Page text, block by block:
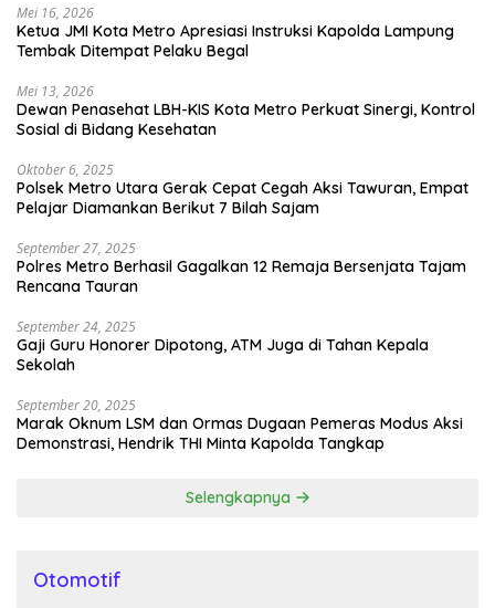
Mei 16, 2026
Ketua JMI Kota Metro Apresiasi Instruksi Kapolda Lampung
Tembak Ditempat Pelaku Begal
Mei 13, 2026
Dewan Penasehat LBH-KIS Kota Metro Perkuat Sinergi, Kontrol
Sosial di Bidang Kesehatan
Oktober 6, 2025
Polsek Metro Utara Gerak Cepat Cegah Aksi Tawuran, Empat
Pelajar Diamankan Berikut 7 Bilah Sajam
September 27, 2025
Polres Metro Berhasil Gagalkan 12 Remaja Bersenjata Tajam
Rencana Tauran
September 24, 2025
Gaji Guru Honorer Dipotong, ATM Juga di Tahan Kepala
Sekolah
September 20, 2025
Marak Oknum LSM dan Ormas Dugaan Pemeras Modus Aksi
Demonstrasi, Hendrik THI Minta Kapolda Tangkap
Selengkapnya
Otomotif